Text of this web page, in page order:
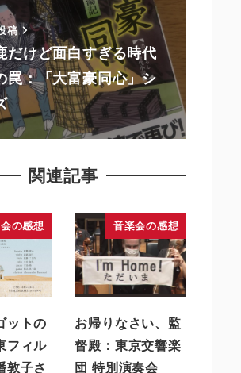
稿
だけど面白すぎる時代
罠：「大富豪同心」シ
関連記事
の感想
ットの
フィル
敦子さ
音楽会の感想
お帰りなさい、監
督殿：東京交響楽
団 特別演奏会